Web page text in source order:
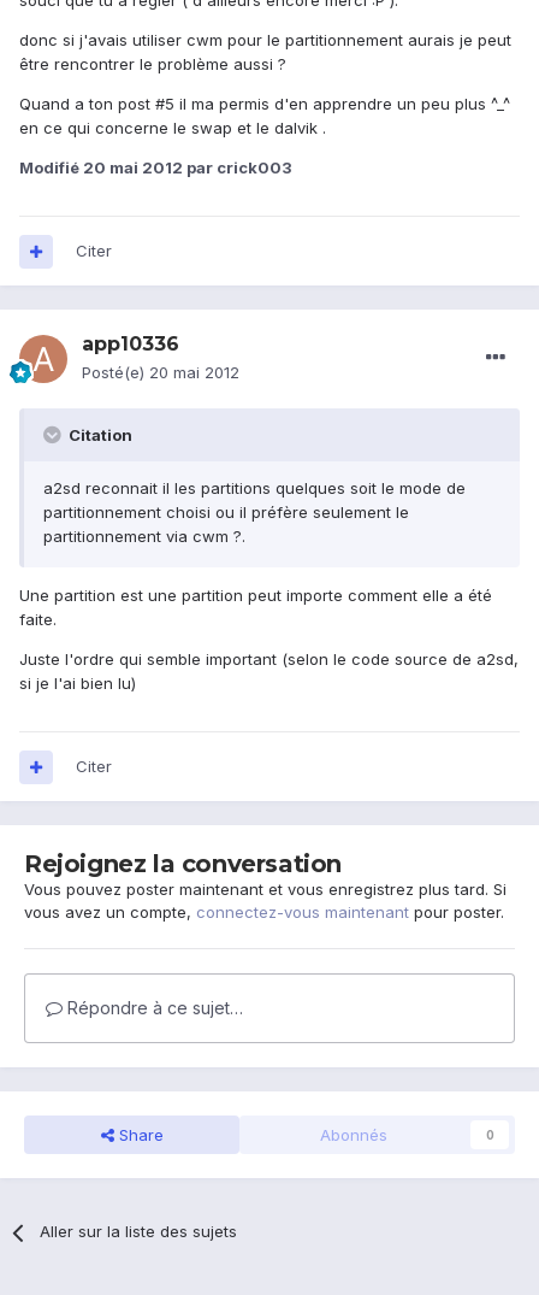
donc si j'avais utiliser cwm pour le partitionnement aurais je peut
être rencontrer le problème aussi ?
Quand a ton post #5 il ma permis d'en apprendre un peu plus ^_^
en ce qui concerne le swap et le dalvik .
Modifié 20 mai 2012 par crick003
Citer
app10336
Posté(e) 20 mai 2012
Citation
a2sd reconnait il les partitions quelques soit le mode de
partitionnement choisi ou il préfère seulement le
partitionnement via cwm ?.
Une partition est une partition peut importe comment elle a été
faite.
Juste l'ordre qui semble important (selon le code source de a2sd,
si je l'ai bien lu)
Citer
Rejoignez la conversation
Vous pouvez poster maintenant et vous enregistrez plus tard. Si
vous avez un compte, connectez-vous maintenant pour poster.
Répondre à ce sujet…
Share Abonnés 0
Aller sur la liste des sujets